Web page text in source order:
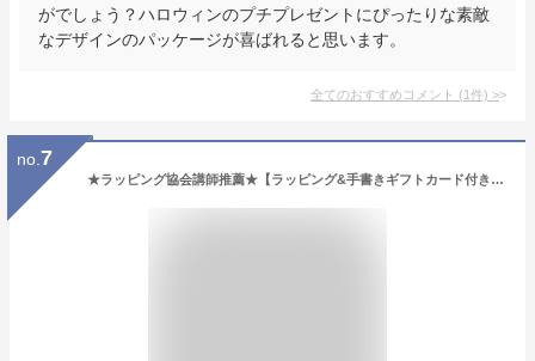
がでしょう？ハロウィンのプチプレゼントにぴったりな素敵
なデザインのパッケージが喜ばれると思います。
全てのおすすめコメント (1件) >
no. 7
★ラッピング協会講師推薦★【ラッピング&手書きギフトカード付き】 プレゼント 入浴剤 ギフト 誕生日 バスボム ギフト 12個セット プレゼント 女性 誕生日 ギフト 女性 BOX付 入浴剤 ギフト バスボール 詰め合わせ リラックスグッズ